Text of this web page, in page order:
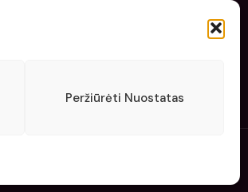
Peržiūrėti Nuostatas